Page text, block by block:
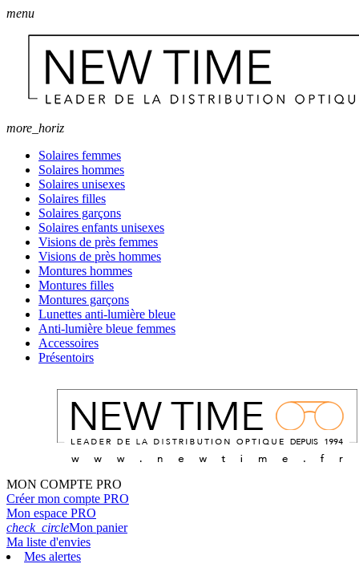
menu
more_horiz
Solaires femmes
Solaires hommes
Solaires unisexes
Solaires filles
Solaires garçons
Solaires enfants unisexes
Visions de près femmes
Visions de près hommes
Montures hommes
Montures filles
Montures garçons
Lunettes anti-lumière bleue
Anti-lumière bleue femmes
Accessoires
Présentoirs
MON COMPTE PRO
Créer mon compte PRO
Mon espace PRO
check_circleMon panier
Ma liste d'envies
Mes alertes